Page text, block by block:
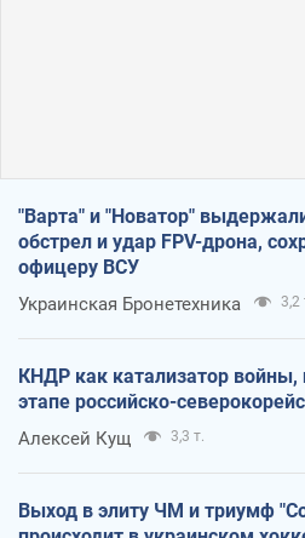
"Варта" и "Новатор"
обстрел и удар FPV-дрона,
офицеру ВСУ
Украинская Бронетехника 3,2
КНДР как катализатор войны,
этапе российско-
Алексей Кущ 3,3 т.
Выход в элиту ЧМ и триумф